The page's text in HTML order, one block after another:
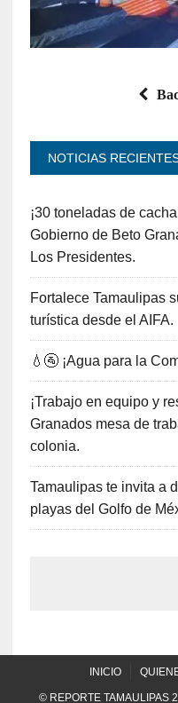
NOTICIAS
¡30 toneladas de
Gobierno de Beto
Los Presidentes.
Fortalece Tamaulipas
turística desde el AIFA.
💧🚰 ¡Agua para la
¡Trabajo en equipo y
Granados mesa de
colonia.
Tamaulipas te invita a
playas del Golfo de
INICIO
© REPORTE TAMAULIPAS